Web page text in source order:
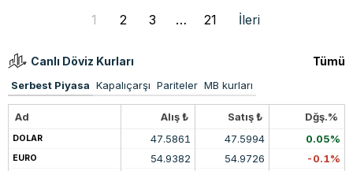
1 2 3 … 21 İleri
Canlı Döviz Kurları Tümü
Serbest Piyasa Kapalıçarşı Pariteler MB kurları
Ad Alış ₺ Satış ₺ Dğş.%
DOLAR 47.5861 47.5994 0.05%
EURO 54.9382 54.9726 -0.1%